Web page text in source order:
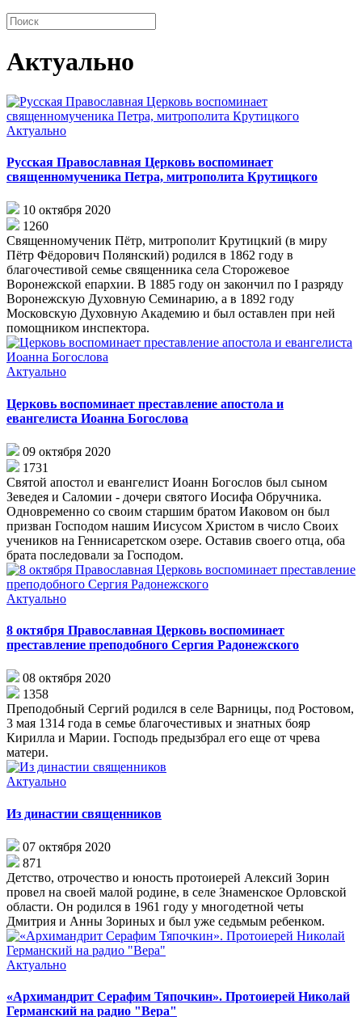
Актуально
Актуально
Русская Православная Церковь воспоминает
священномученика Петра, митрополита Крутицкого
10 октября 2020
1260
Священномученик Пётр, митрополит Крутицкий (в миру
Пётр Фёдорович Полянский) родился в 1862 году в
благочестивой семье священника села Сторожевое
Воронежской епархии. В 1885 году он закончил по I разряду
Воронежскую Духовную Семинарию, а в 1892 году
Московскую Духовную Академию и был оставлен при ней
помощником инспектора.
Актуально
Церковь воспоминает преставление апостола и
евангелиста Иоанна Богослова
09 октября 2020
1731
Святой апостол и евангелист Иоанн Богослов был сыном
Зеведея и Саломии - дочери святого Иосифа Обручника.
Одновременно со своим старшим братом Иаковом он был
призван Господом нашим Иисусом Христом в число Своих
учеников на Геннисаретском озере. Оставив своего отца, оба
брата последовали за Господом.
Актуально
8 октября Православная Церковь воспоминает
преставление преподобного Сергия Радонежского
08 октября 2020
1358
Преподобный Сергий родился в селе Варницы, под Ростовом,
3 мая 1314 года в семье благочестивых и знатных бояр
Кирилла и Марии. Господь предызбрал его еще от чрева
матери.
Актуально
Из династии священников
07 октября 2020
871
Детство, отрочество и юность протоиерей Алексий Зорин
провел на своей малой родине, в селе Знаменское Орловской
области. Он родился в 1961 году у многодетной четы
Дмитрия и Анны Зориных и был уже седьмым ребенком.
Актуально
«Архимандрит Серафим Тяпочкин». Протоиерей Николай
Германский на радио "Вера"